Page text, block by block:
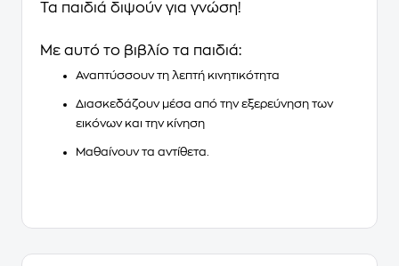
Τα παιδιά διψούν για γνώση!
Με αυτό το βιβλίο τα παιδιά:
Αναπτύσσουν τη λεπτή κινητικότητα
Διασκεδάζουν μέσα από την εξερεύνηση των
εικόνων και την κίνηση
Μαθαίνουν τα αντίθετα.